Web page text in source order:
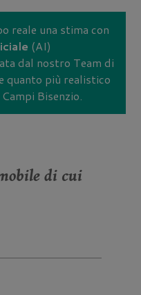
reale una stima con
(AI)
dal nostro Team di
quanto più realistico
Bisenzio.
di cui